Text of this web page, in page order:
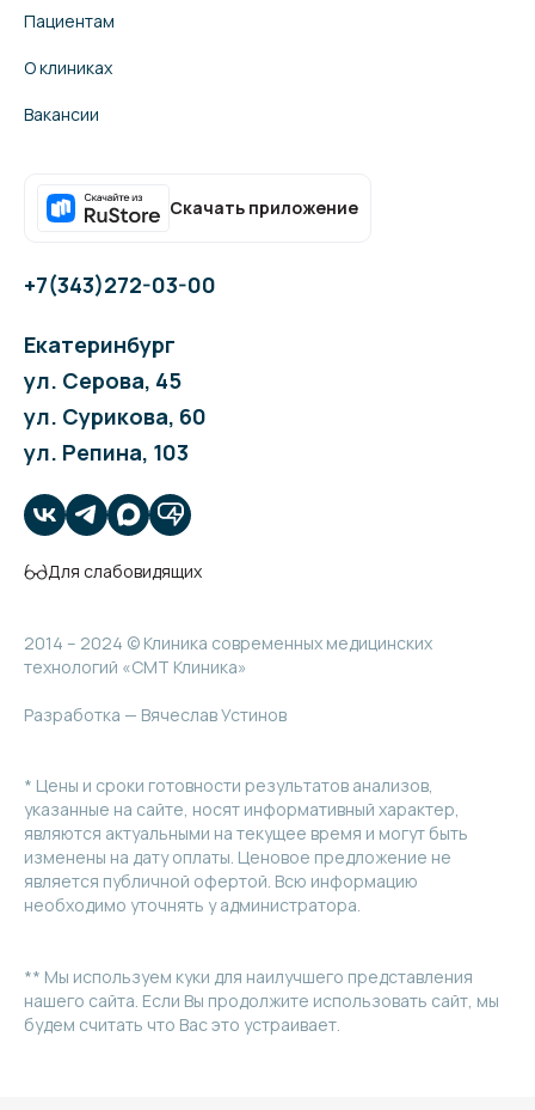
Пациентам
О клиниках
Вакансии
Скачать приложение
+7(343)272-03-00
Екатеринбург
ул. Серова, 45
ул. Сурикова, 60
ул. Репина, 103
Для слабовидящих
2014 – 2024 © Клиника современных медицинских
технологий «СМТ Клиника»
Разработка — Вячеслав Устинов
* Цены и сроки готовности результатов анализов,
указанные на сайте, носят информативный характер,
являются актуальными на текущее время и могут быть
изменены на дату оплаты. Ценовое предложение не
является публичной офертой. Всю информацию
необходимо уточнять у администратора.
** Мы используем куки для наилучшего представления
нашего сайта. Если Вы продолжите использовать сайт, мы
будем считать что Вас это устраивает.